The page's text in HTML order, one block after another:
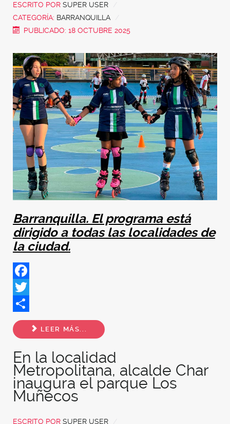
ESCRITO POR SUPER USER
CATEGORÍA: BARRANQUILLA
PUBLICADO: 18 OCTUBRE 2025
Barranquilla. El programa está
dirigido a todas las localidades de
la ciudad.
Facebook
Twitter
Share
LEER MÁS...
En la localidad
Metropolitana, alcalde Char
inaugura el parque Los
Muñecos
ESCRITO POR SUPER USER